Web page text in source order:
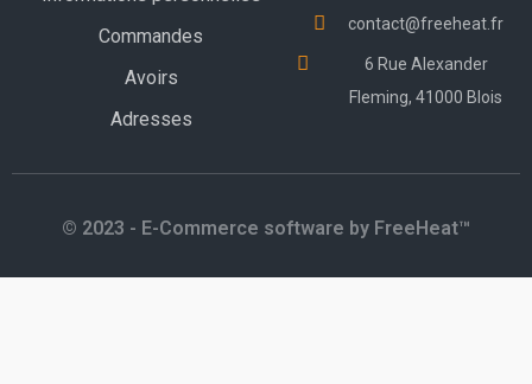
Commandes
Avoirs
Adresses
contact@freeheat.fr
6 Rue Alexander
Fleming, 41000 Blois
© 2023 - E-Commerce software by FreeHeat™